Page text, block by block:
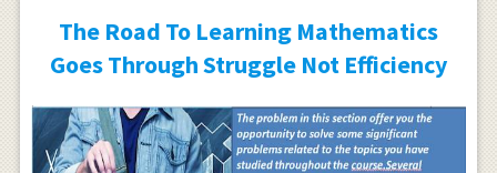
The Road To Learning Mathematics
Goes Through Struggle Not Efficiency